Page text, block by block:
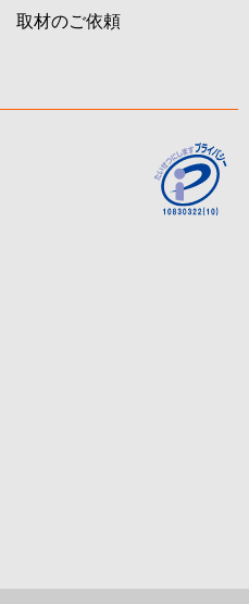
取材のご依頼